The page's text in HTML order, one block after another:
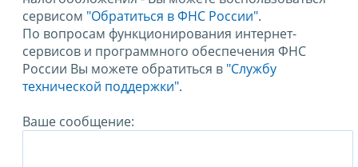
сервисом "Обратиться в ФНС России".
По вопросам функционирования интернет-
сервисов и программного обеспечения ФНС
России Вы можете обратиться в "Службу
технической поддержки".
Ваше сообщение: